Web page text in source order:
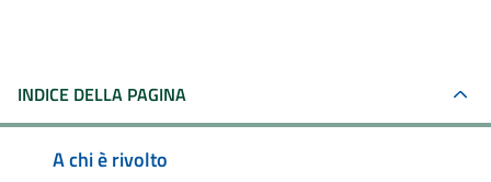
INDICE DELLA PAGINA
A chi è rivolto